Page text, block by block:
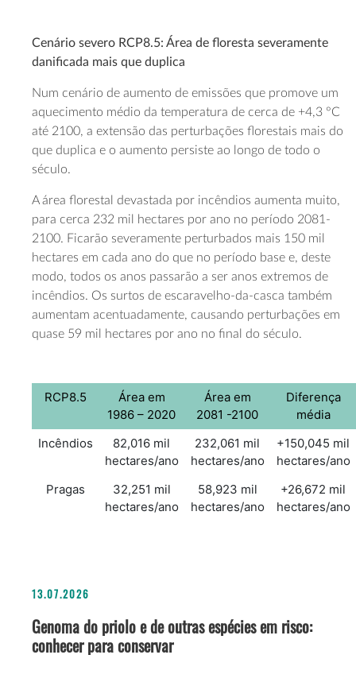
Cenário severo RCP8.5: Área de floresta severamente
danificada mais que duplica
Num cenário de aumento de emissões que promove um
aquecimento médio da temperatura de cerca de +4,3 °C
até 2100, a extensão das perturbações florestais mais do
que duplica e o aumento persiste ao longo de todo o
século.
A área florestal devastada por incêndios aumenta muito,
para cerca 232 mil hectares por ano no período 2081-
2100. Ficarão severamente perturbados mais 150 mil
hectares em cada ano do que no período base e, deste
modo, todos os anos passarão a ser anos extremos de
incêndios. Os surtos de escaravelho-da-casca também
aumentam acentuadamente, causando perturbações em
quase 59 mil hectares por ano no final do século.
RCP8.5
Área em
1986 – 2020
Área em
2081 -2100
Diferença
média
Incêndios
82,016 mil
hectares/ano
232,061 mil
hectares/ano
+150,045 mil
hectares/ano
Pragas
32,251 mil
hectares/ano
58,923 mil
hectares/ano
+26,672 mil
hectares/ano
13.07.2026
Genoma do priolo e de outras espécies em risco:
conhecer para conservar